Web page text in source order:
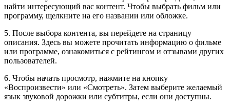
найти интересующий вас контент. Чтобы выбрать фильм или
программу, щелкните на его названии или обложке.
5. После выбора контента, вы перейдете на страницу
описания. Здесь вы можете прочитать информацию о фильме
или программе, ознакомиться с рейтингом и отзывами других
пользователей.
6. Чтобы начать просмотр, нажмите на кнопку
«Воспроизвести» или «Смотреть». Затем выберите желаемый
язык звуковой дорожки или субтитры, если они доступны.